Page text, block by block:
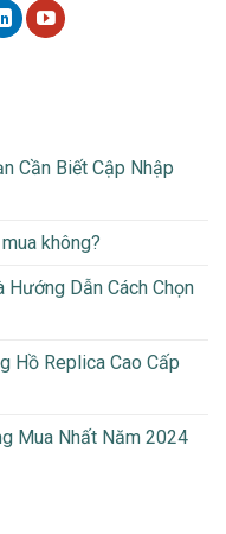
Cần Biết Cập Nhập
không?
Hướng Dẫn Cách Chọn
Hồ Replica Cao Cấp
Mua Nhất Năm 2024